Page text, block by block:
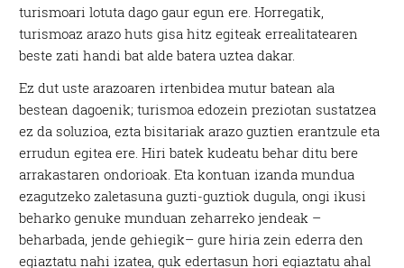
turismoari lotuta dago gaur egun ere. Horregatik,
turismoaz arazo huts gisa hitz egiteak errealitatearen
beste zati handi bat alde batera uztea dakar.
Ez dut uste arazoaren irtenbidea mutur batean ala
bestean dagoenik; turismoa edozein preziotan sustatzea
ez da soluzioa, ezta bisitariak arazo guztien erantzule eta
errudun egitea ere. Hiri batek kudeatu behar ditu bere
arrakastaren ondorioak. Eta kontuan izanda mundua
ezagutzeko zaletasuna guzti-guztiok dugula, ongi ikusi
beharko genuke munduan zeharreko jendeak –
beharbada, jende gehiegik– gure hiria zein ederra den
egiaztatu nahi izatea, guk edertasun hori egiaztatu ahal